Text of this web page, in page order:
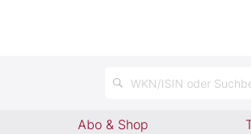
WKN/ISIN oder
Abo & Shop